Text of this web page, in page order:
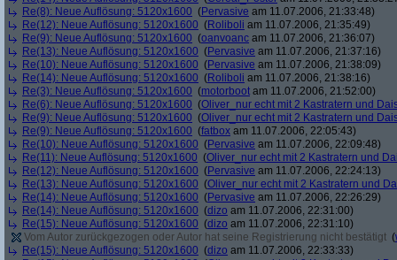
Re(8): Neue Auflösung: 5120x1600 (Pervasive am 11.07.2006, 21:33:48)
Re(12): Neue Auflösung: 5120x1600 (Roliboli am 11.07.2006, 21:35:49)
Re(9): Neue Auflösung: 5120x1600 (oanvoanc am 11.07.2006, 21:36:07)
Re(13): Neue Auflösung: 5120x1600 (Pervasive am 11.07.2006, 21:37:16)
Re(10): Neue Auflösung: 5120x1600 (Pervasive am 11.07.2006, 21:38:09)
Re(14): Neue Auflösung: 5120x1600 (Roliboli am 11.07.2006, 21:38:16)
Re(3): Neue Auflösung: 5120x1600 (motorboot am 11.07.2006, 21:52:00)
Re(6): Neue Auflösung: 5120x1600 (Oliver_nur echt mit 2 Kastratern und
Re(9): Neue Auflösung: 5120x1600 (Oliver_nur echt mit 2 Kastratern und
Re(9): Neue Auflösung: 5120x1600 (fatbox am 11.07.2006, 22:05:43)
Re(10): Neue Auflösung: 5120x1600 (Pervasive am 11.07.2006, 22:09:48)
Re(11): Neue Auflösung: 5120x1600 (Oliver_nur echt mit 2 Kastratern und
Re(12): Neue Auflösung: 5120x1600 (Pervasive am 11.07.2006, 22:24:13)
Re(13): Neue Auflösung: 5120x1600 (Oliver_nur echt mit 2 Kastratern und
Re(14): Neue Auflösung: 5120x1600 (Pervasive am 11.07.2006, 22:26:29)
Re(14): Neue Auflösung: 5120x1600 (dizo am 11.07.2006, 22:31:00)
Re(15): Neue Auflösung: 5120x1600 (dizo am 11.07.2006, 22:31:10)
Vom Autor zurückgezogen oder Autor hat seine Registrierung nicht bestätigt (
Re(15): Neue Auflösung: 5120x1600 (dizo am 11.07.2006, 22:33:33)